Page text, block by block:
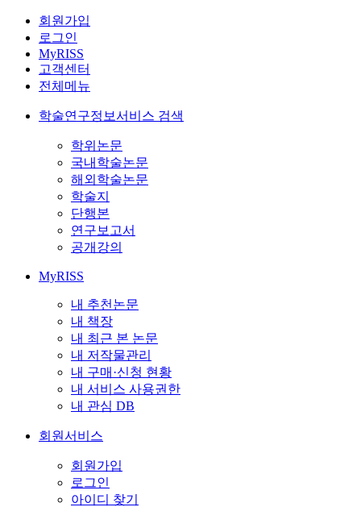
회원가입
로그인
MyRISS
고객센터
전체메뉴
학술연구정보서비스 검색
학위논문
국내학술논문
해외학술논문
학술지
단행본
연구보고서
공개강의
MyRISS
내 추천논문
내 책장
내 최근 본 논문
내 저작물관리
내 구매·신청 현황
내 서비스 사용권한
내 관심 DB
회원서비스
회원가입
로그인
아이디 찾기